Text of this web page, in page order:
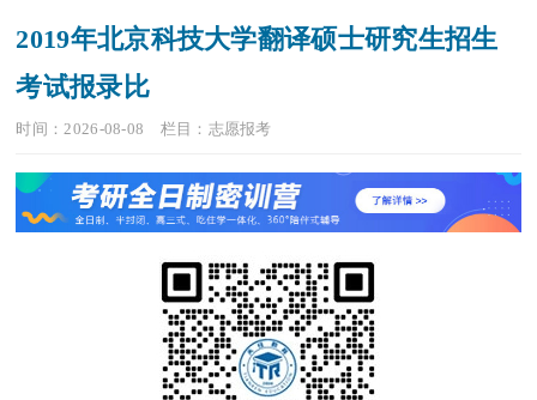
2019年北京科技大学翻译硕士研究生招生
考试报录比
时间：2026-08-08 栏目： 志愿报考